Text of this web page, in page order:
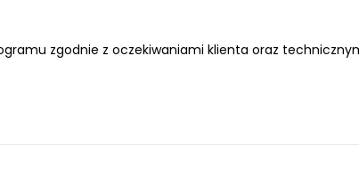
zgodnie z oczekiwaniami klienta oraz